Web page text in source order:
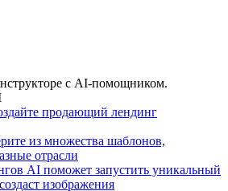
с AI-помощником.
продающий лендинг
из множества шаблонов,
отрасли
AI поможет запустить уникальный
изображения